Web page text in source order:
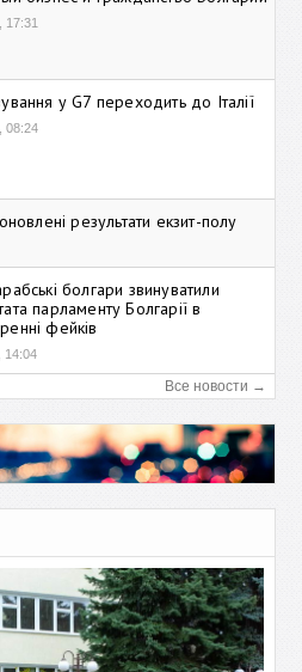
17:31
у G7 переходить до Італії
08:24
результати екзит-полу
болгари звинуватили
парламенту Болгарії в
фейків
14:04
Все новости →